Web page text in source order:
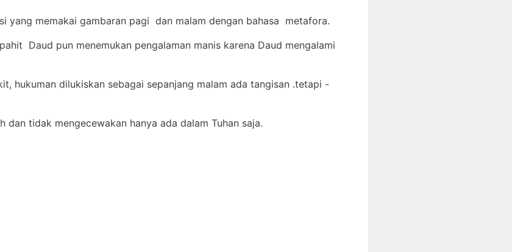
yang memakai gambaran pagi dan malam dengan bahasa metafora.
Daud pun menemukan pengalaman manis karena Daud mengalami
hukuman dilukiskan sebagai sepanjang malam ada tangisan .tetapi -
tidak mengecewakan hanya ada dalam Tuhan saja.